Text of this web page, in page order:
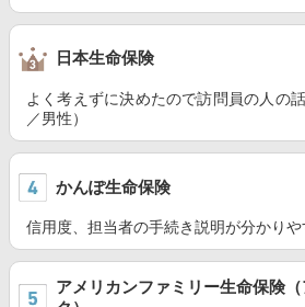
日本生命保険
よく考えずに決めたので訪問員の人の
／男性）
かんぽ生命保険
信用度、担当者の手続き説明が分かりや
アメリカンファミリー生命保険（